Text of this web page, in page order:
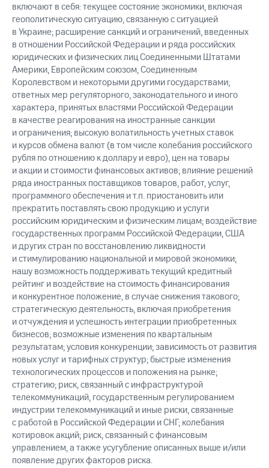
включают в себя: текущее состояние экономики, включая
геополитическую ситуацию, связанную с ситуацией
в Украине; расширение санкций и ограничений, введенных
в отношении Российской Федерации и ряда российских
юридических и физических лиц Соединенными Штатами
Америки, Европейским союзом, Соединенным
Королевством и некоторыми другими государствами;
ответных мер регуляторного, законодательного и иного
характера, принятых властями Российской Федерации
в качестве реагирования на иностранные санкции
и ограничения; высокую волатильность учетных ставок
и курсов обмена валют (в том числе колебания российского
рубля по отношению к доллару и евро), цен на товары
и акции и стоимости финансовых активов; влияние решений
ряда иностранных поставщиков товаров, работ, услуг,
программного обеспечения и т.п. приостановить или
прекратить поставлять свою продукцию и услуги
российским юридическим и физическим лицам; воздействие
государственных программ Российской Федерации, США
и других стран по восстановлению ликвидности
и стимулированию национальной и мировой экономики;
нашу возможность поддерживать текущий кредитный
рейтинг и воздействие на стоимость финансирования
и конкурентное положение, в случае снижения такового;
стратегическую деятельность, включая приобретения
и отчуждения и успешность интеграции приобретенных
бизнесов; возможные изменения по квартальным
результатам; условия конкуренции; зависимость от развития
новых услуг и тарифных структур; быстрые изменения
технологических процессов и положения на рынке;
стратегию; риск, связанный с инфраструктурой
телекоммуникаций, государственным регулированием
индустрии телекоммуникаций и иные риски, связанные
с работой в Российской Федерации и СНГ; колебания
котировок акций; риск, связанный с финансовым
управлением, а также усугубление описанных выше и/или
появление других факторов риска.